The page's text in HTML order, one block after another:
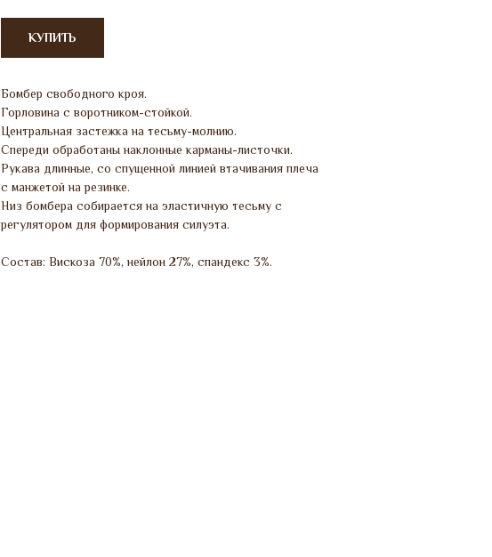
КУПИТЬ
Бомбер свободного кроя.
Горловина с воротником-стойкой.
Центральная застежка на тесьму-молнию.
Спереди обработаны наклонные карманы-листочки.
Рукава длинные, со спущенной линией втачивания плеча
с манжетой на резинке.
Низ бомбера собирается на эластичную тесьму с
регулятором для формирования силуэта.
Состав: Вискоза 70%, нейлон 27%, спандекс 3%.